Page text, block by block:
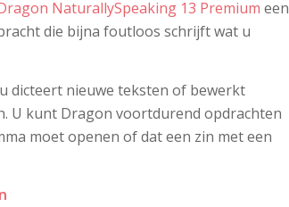
NaturallySpeaking 13 Premium een
die bijna foutloos schrijft wat u
dicteert nieuwe teksten of bewerkt
U kunt Dragon voortdurend opdrachten
moet openen of dat een zin met een